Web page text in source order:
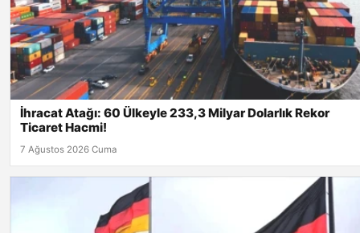
İhracat Atağı: 60 Ülkeyle 233,3 Milyar Dolarlık Rekor
Ticaret Hacmi!
7 Ağustos 2026 Cuma